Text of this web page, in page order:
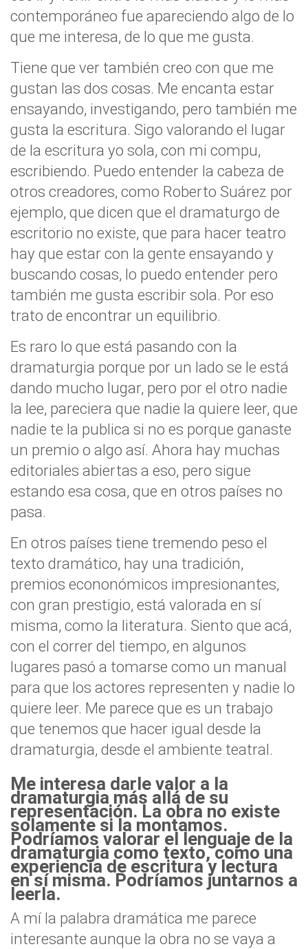
contemporáneo fue apareciendo algo de lo
que me interesa, de lo que me gusta.
Tiene que ver también creo con que me
gustan las dos cosas. Me encanta estar
ensayando, investigando, pero también me
gusta la escritura. Sigo valorando el lugar
de la escritura yo sola, con mi compu,
escribiendo. Puedo entender la cabeza de
otros creadores, como Roberto Suárez por
ejemplo, que dicen que el dramaturgo de
escritorio no existe, que para hacer teatro
hay que estar con la gente ensayando y
buscando cosas, lo puedo entender pero
también me gusta escribir sola. Por eso
trato de encontrar un equilibrio.
Es raro lo que está pasando con la
dramaturgia porque por un lado se le está
dando mucho lugar, pero por el otro nadie
la lee, pareciera que nadie la quiere leer, que
nadie te la publica si no es porque ganaste
un premio o algo así. Ahora hay muchas
editoriales abiertas a eso, pero sigue
estando esa cosa, que en otros países no
pasa.
En otros países tiene tremendo peso el
texto dramático, hay una tradición,
premios econonómicos impresionantes,
con gran prestigio, está valorada en sí
misma, como la literatura. Siento que acá,
con el correr del tiempo, en algunos
lugares pasó a tomarse como un manual
para que los actores representen y nadie lo
quiere leer. Me parece que es un trabajo
que tenemos que hacer igual desde la
dramaturgia, desde el ambiente teatral.
Me interesa darle valor a la
dramaturgia más allá de su
representación. La obra no existe
solamente si la montamos.
Podríamos valorar el lenguaje de la
dramaturgia como texto, como una
experiencia de escritura y lectura
en sí misma. Podríamos juntarnos a
leerla.
A mí la palabra dramática me parece
interesante aunque la obra no se vaya a